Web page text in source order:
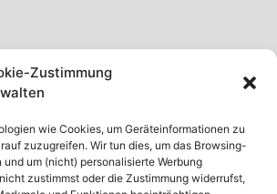
Zustimmung
wie Cookies, um Geräteinformationen zu
zuzugreifen. Wir tun dies, um das Browsing-
und um (nicht) personalisierte Werbung
zustimmst oder die Zustimmung widerrufst,
Rubriken
Deutschland
Ausland
Rechtliches
Rechtliche Hinweise
Impressum